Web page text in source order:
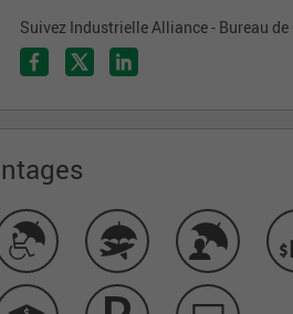
Suivez Industrielle Alliance - Bureau